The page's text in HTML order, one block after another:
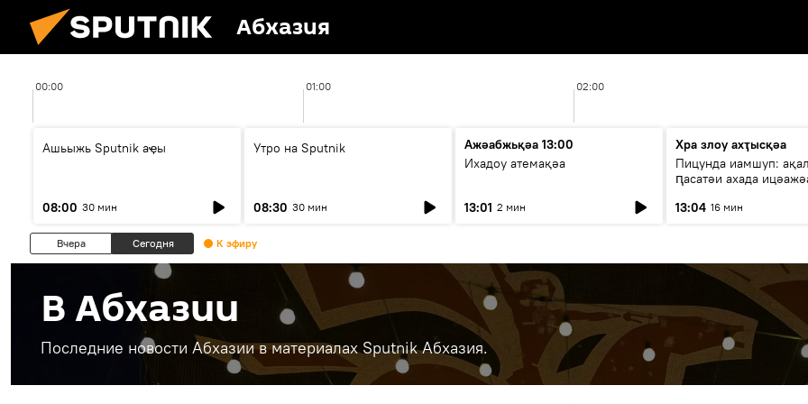
Абхазия
00:00 01:00 02:00
Ашьыжь Sputnik аҿы
08:00 30 мин
Утро на Sputnik
08:30 30 мин
Ажәабжьқәа 13:00
Ихадоу атемақәа
13:01 2 мин
Хра злоу ахҭысқәа
Пицунда иамшуп:
ԥасатәи ахада
13:04 16 мин
Вчера Сегодня К эфиру
В Абхазии
Последние новости Абхазии в материалах Sputnik Абхазия.